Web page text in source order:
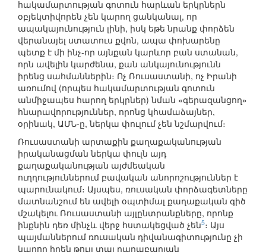
հակամարտության գոտուն հարևան երկրներն
օբյեկտիվորեն չեն կարող ցանկանալ, որ
ապակայունություն լինի, իսկ եթե նրանք փորձեն
վերանայել ստատուս քվոն, ապա փոխարենը
պետք է մի ինչ-որ այնքան կարևոր բան ստանան,
որն ավելին կարժենա, քան անկայունությունն
իրենց սահմաններին։ Ոչ Ռուսաստանի, ոչ Իրանի
առումով (որպես հակամարտության գոտուն
անմիջապես հարող երկրներ) նման «գերազանցող»
հնարավորություններ, որոնց կհամաձայներ,
օրինակ, ԱՄՆ-ը, ներկա փուլում չեն նշմարվում։
Ռուսաստանի արտաքին քաղաքականության
իրականացման ներկա փուլն այդ
քաղաքականության այժմեական
ուղղություններում բավական անորոշություններ է
պարունակում։ Այսպես, ռուսական փորձագետները
մատնանշում են ավելի օպտիմալ քաղաքական գիծ
մշակելու Ռուսաստանի այլընտրանքները, որոնք
ինքնին դեռ մինչև վերջ հստակեցված չեն5։ Այս
պայմաններում ռուսական դիվանագիտությունը չի
կարող իրեն թույլ տալ ղարաբաղյան